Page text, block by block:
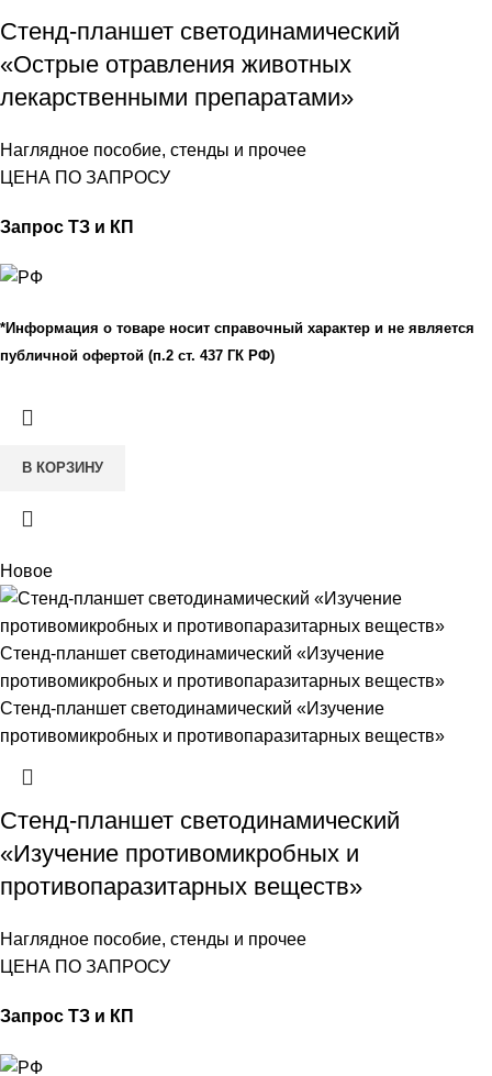
Стенд-планшет светодинамический
«Острые отравления животных
лекарственными препаратами»
Наглядное пособие, стенды и прочее
ЦЕНА ПО ЗАПРОСУ
Запрос ТЗ и КП
*Информация о товаре носит справочный характер и не является
публичной офертой (п.2 ст. 437 ГК РФ)
В КОРЗИНУ
Новое
Стенд-планшет светодинамический
«Изучение противомикробных и
противопаразитарных веществ»
Наглядное пособие, стенды и прочее
ЦЕНА ПО ЗАПРОСУ
Запрос ТЗ и КП